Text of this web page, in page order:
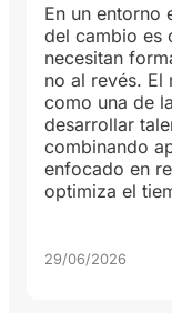
En un entorno
del cambio es
necesitan
no al revés. El
como una de
desarrollar
combinando
enfocado en
optimiza el
29/06/2026